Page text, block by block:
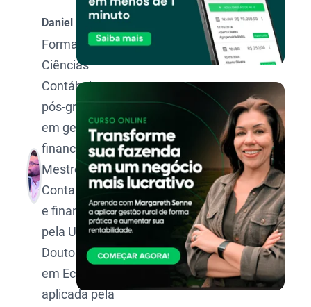
Daniel Oliveira
Formado em
Ciências
Contábeis,
pós-graduado
em gestão
financeira,
Mestre em
Contabilidade
e finanças
pela UFMG,
Doutorando
em Economia
aplicada pela